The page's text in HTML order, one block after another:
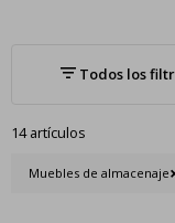
14 artículos
Muebles de almacenaje